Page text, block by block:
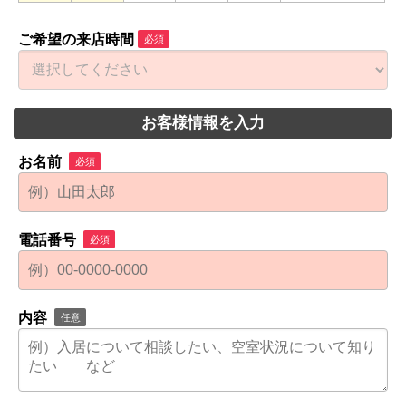
ご希望の来店時間 必須
お客様情報を入力
お名前 必須
電話番号 必須
内容 任意